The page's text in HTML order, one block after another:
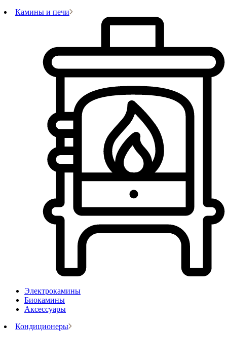
Камины и печи
Электрокамины
Биокамины
Аксессуары
Кондиционеры